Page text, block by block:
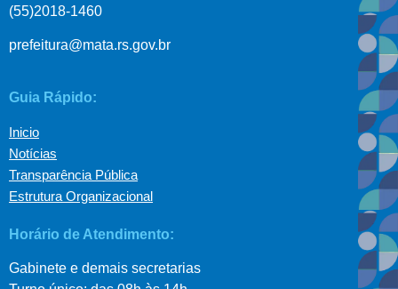
(55)2018-1460
prefeitura@mata.rs.gov.br
Guia Rápido:
Inicio
Notícias
Transparência Pública
Estrutura Organizacional
Horário de Atendimento:
Gabinete e demais secretarias